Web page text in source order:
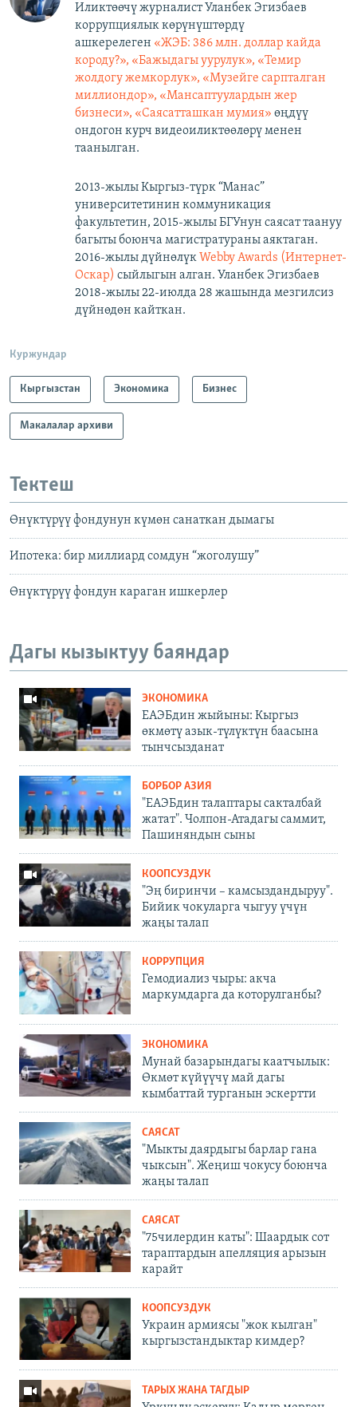
Иликтөөчү журналист Уланбек Эгизбаев
коррупциялык көрүнүштөрдү
ашкерелеген «ЖЭБ: 386 млн. доллар кайда
короду?», «Бажыдагы уурулук», «Темир
жолдогу жемкорлук», «Музейге сарпталган
миллиондор», «Мансаптуулардын жер
бизнеси», «Саясатташкан мумия» өңдүү
ондогон курч видеоиликтөөлөрү менен
таанылган.
2013-жылы Кыргыз-түрк “Манас”
университетинин коммуникация
факультетин, 2015-жылы БГУнун саясат таануу
багыты боюнча магистратураны аяктаган.
2016-жылы дүйнөлүк Webby Awards (Интернет-
Оскар) сыйлыгын алган. Уланбек Эгизбаев
2018-жылы 22-июлда 28 жашында мезгилсиз
дүйнөдөн кайткан.
Куржундар
Кыргызстан Экономика Бизнес
Макалалар архиви
Тектеш
Өнүктүрүү фондунун күмөн санаткан дымагы
Ипотека: бир миллиард сомдун “жоголушу”
Өнүктүрүү фондун караган ишкерлер
Дагы кызыктуу баяндар
ЭКОНОМИКА
ЕАЭБдин жыйыны: Кыргыз
өкмөтү азык-түлүктүн баасына
тынчсызданат
БОРБОР АЗИЯ
"ЕАЭБдин талаптары сакталбай
жатат". Чолпон-Атадагы саммит,
Пашиняндын сыны
КООПСУЗДУК
"Эң биринчи – камсыздандыруу".
Бийик чокуларга чыгуу үчүн
жаңы талап
КОРРУПЦИЯ
Гемодиализ чыры: акча
маркумдарга да которулганбы?
ЭКОНОМИКА
Мунай базарындагы каатчылык:
Өкмөт күйүүчү май дагы
кымбаттай турганын эскертти
САЯСАТ
"Мыкты даярдыгы барлар гана
чыксын". Жеңиш чокусу боюнча
жаңы талап
САЯСАТ
"75чилердин каты": Шаардык сот
тараптардын апелляция арызын
карайт
КООПСУЗДУК
Украин армиясы "жок кылган"
кыргызстандыктар кимдер?
ТАРЫХ ЖАНА ТАГДЫР